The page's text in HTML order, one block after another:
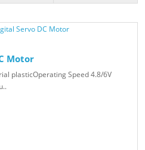
Motor
plasticOperating Speed 4.8/6V